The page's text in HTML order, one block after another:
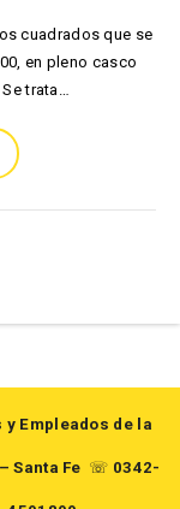
cuadrados que se
en pleno casco
trata…
Empleados de la
Santa Fe ☏ 0342-